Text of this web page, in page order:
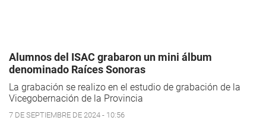
Alumnos del ISAC grabaron un mini álbum
denominado Raíces Sonoras
La grabación se realizo en el estudio de grabación de la
Vicegobernación de la Provincia
7 DE SEPTIEMBRE DE 2024 - 10:56